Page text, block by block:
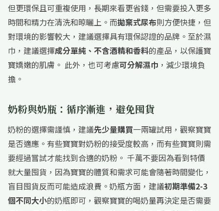
但更環保且可重複使用，長期來看更省錢，但需要投入更多
時間和精力在清洗和晾曬上。而拋棄式尿布則方便快捷，但
對環境的影響較大，建議選擇具有環保認證的品牌。至於濕
巾，建議選擇成分單純、不含酒精和香料的產品，以保護寶
寶嬌嫩的肌膚。 此外，也可考慮可分解濕巾 ，減少環境負
擔。
奶粉與奶瓶：循序漸進，避免囤貨
奶粉的選擇需謹慎，建議先少量購買一兩罐試用，觀察寶寶
是否適應。有些寶寶對奶粉的接受度較高，而有些寶寶則需
要經過嘗試才能找到合適的奶粉。 千萬不要因為看到特價
就大量囤貨，因為寶寶的體質和需求可能會隨著時間變化，
盲目囤貨反而可能造成浪費。奶瓶方面，建議初期準備2-3
個不同大小的奶瓶即可，觀察寶寶的喝奶量再決定是否需要